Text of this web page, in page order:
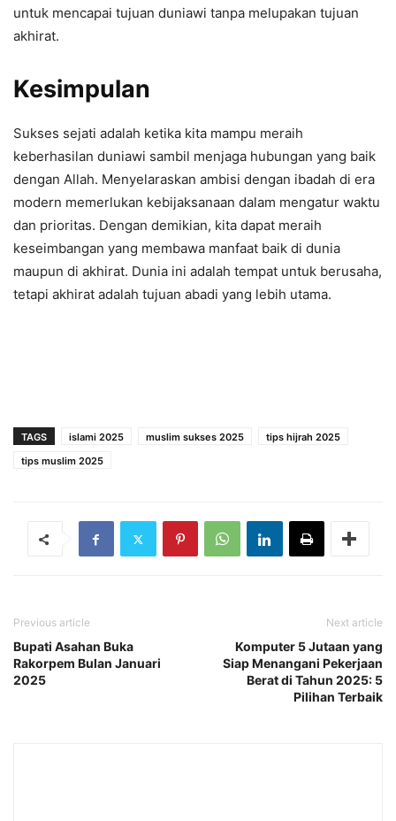
untuk mencapai tujuan duniawi tanpa melupakan tujuan
akhirat.
Kesimpulan
Sukses sejati adalah ketika kita mampu meraih
keberhasilan duniawi sambil menjaga hubungan yang baik
dengan Allah. Menyelaraskan ambisi dengan ibadah di era
modern memerlukan kebijaksanaan dalam mengatur waktu
dan prioritas. Dengan demikian, kita dapat meraih
keseimbangan yang membawa manfaat baik di dunia
maupun di akhirat. Dunia ini adalah tempat untuk berusaha,
tetapi akhirat adalah tujuan abadi yang lebih utama.
TAGS islami 2025 muslim sukses 2025
tips hijrah 2025
tips muslim 2025
Previous article
Bupati Asahan Buka
Rakorpem Bulan Januari
2025
Next article
Komputer 5 Jutaan yang
Siap Menangani Pekerjaan
Berat di Tahun 2025: 5
Pilihan Terbaik